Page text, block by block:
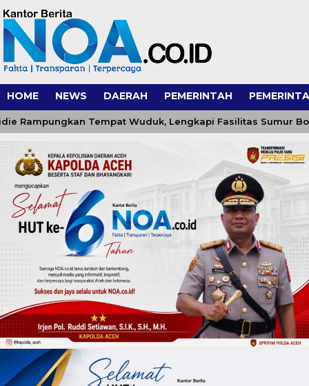
HOME NEWS DAERAH PEMERINTAH
Tempat Wuduk, Lengkapi Fasilitas Sumur Bor dan